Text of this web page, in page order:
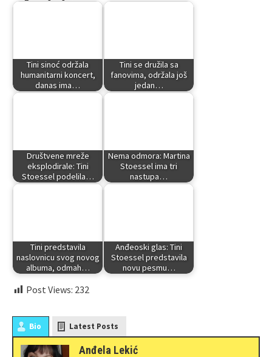
Tini sinoć održala
humanitarni koncert,
danas ima…
Tini se družila sa
fanovima, održala još
jedan…
Društvene mreže
eksplodirale: Tini
Stoessel podelila…
Nema odmora: Martina
Stoessel ima tri
nastupa…
Tini predstavila
naslovnicu svog novog
albuma, odmah…
Anđeoski glas: Tini
Stoessel predstavila
novu pesmu…
Post Views: 232
Bio Latest Posts
Anđela Lekić